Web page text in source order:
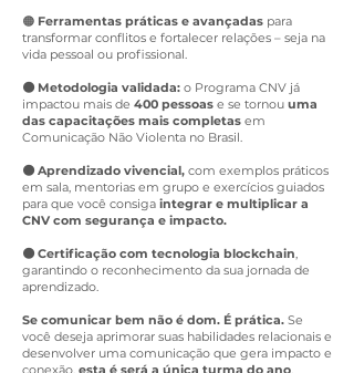
🟠 Ferramentas práticas e avançadas para
transformar conflitos e fortalecer relações – seja na
vida pessoal ou profissional.
🟠 Metodologia validada: o Programa CNV já
impactou mais de 400 pessoas e se tornou uma
das capacitações mais completas em
Comunicação Não Violenta no Brasil.
🟠 Aprendizado vivencial, com exemplos práticos
em sala, mentorias em grupo e exercícios guiados
para que você consiga integrar e multiplicar a
CNV com segurança e impacto.
🟠 Certificação com tecnologia blockchain,
garantindo o reconhecimento da sua jornada de
aprendizado.
Se comunicar bem não é dom. É prática. Se
você deseja aprimorar suas habilidades relacionais e
desenvolver uma comunicação que gera impacto e
conexão, esta é será a única turma do ano.